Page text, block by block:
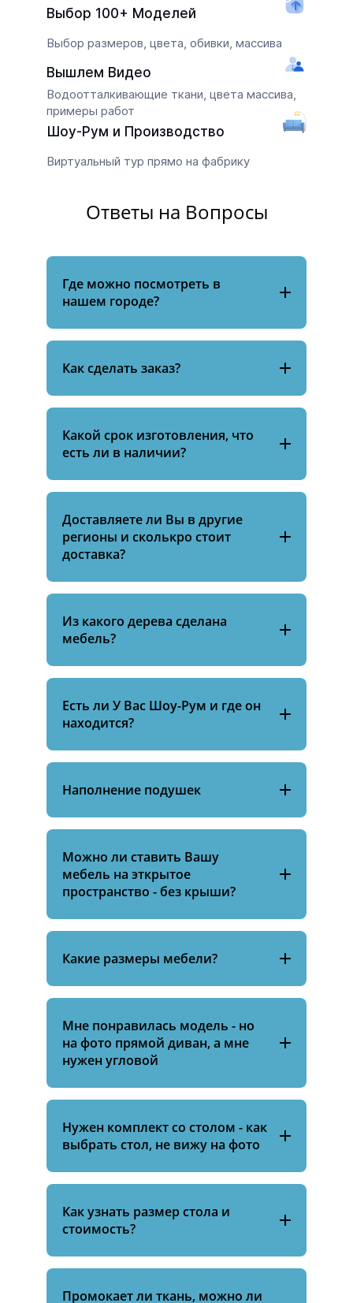
Выбор 100+ Моделей
Выбор размеров, цвета, обивки, массива
Вышлем Видео
Водоотталкивающие ткани, цвета массива,
примеры работ
Шоу-Рум и Производство
Виртуальный тур прямо на фабрику
Ответы на Вопросы
Где можно посмотреть в
нашем городе?
Как сделать заказ?
Какой срок изготовления, что
есть ли в наличии?
Доставляете ли Вы в другие
регионы и сколькро стоит
доставка?
Из какого дерева сделана
мебель?
Есть ли У Вас Шоу-Рум и где он
находится?
Наполнение подушек
Можно ли ставить Вашу
мебель на эткрытое
пространство - без крыши?
Какие размеры мебели?
Мне понравилась модель - но
на фото прямой диван, а мне
нужен угловой
Нужен комплект со столом - как
выбрать стол, не вижу на фото
Как узнать размер стола и
стоимость?
Промокает ли ткань, можно ли